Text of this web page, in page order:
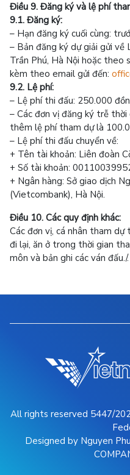
Điều 9. Đăng ký và lệ phí
9.1. Đăng ký:
– Hạn đăng ký cuối cùng:
– Bản đăng ký dự giải gửi về
Trần Phú, Hà Nội hoặc theo
kèm theo email gửi đến:
9.2. Lệ phí:
– Lệ phí thi đấu: 250.000
– Các đơn vị đăng ký trễ
thêm lệ phí tham dự là
– Lệ phí thi đấu chuyển về:
+ Tên tài khoản: Liên đoàn
+ Số tài khoản:
+ Ngân hàng: Sở giao dịch
(Vietcombank), Hà Nội.
Điều 10. Các quy định khác:
Các đơn vị, cá nhân tham
đi lại, ăn ở trong thời gian
môn và bản ghi các ván đấu./.
All rights reserved 5447/
Designed by Nguyen